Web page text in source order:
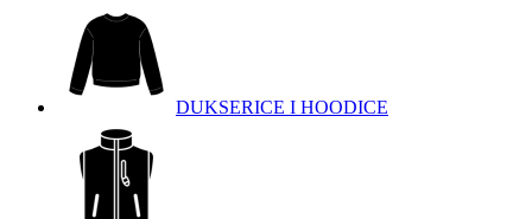
DUKSERICE I HOODICE